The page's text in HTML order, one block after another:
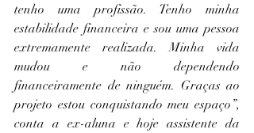
tenho uma profissão. Tenho minha
estabilidade financeira e sou uma pessoa
extremamente realizada. Minha vida
mudou e não dependendo
financeiramente de ninguém. Graças ao
projeto estou conquistando meu espaço”,
conta a ex-aluna e hoje assistente da